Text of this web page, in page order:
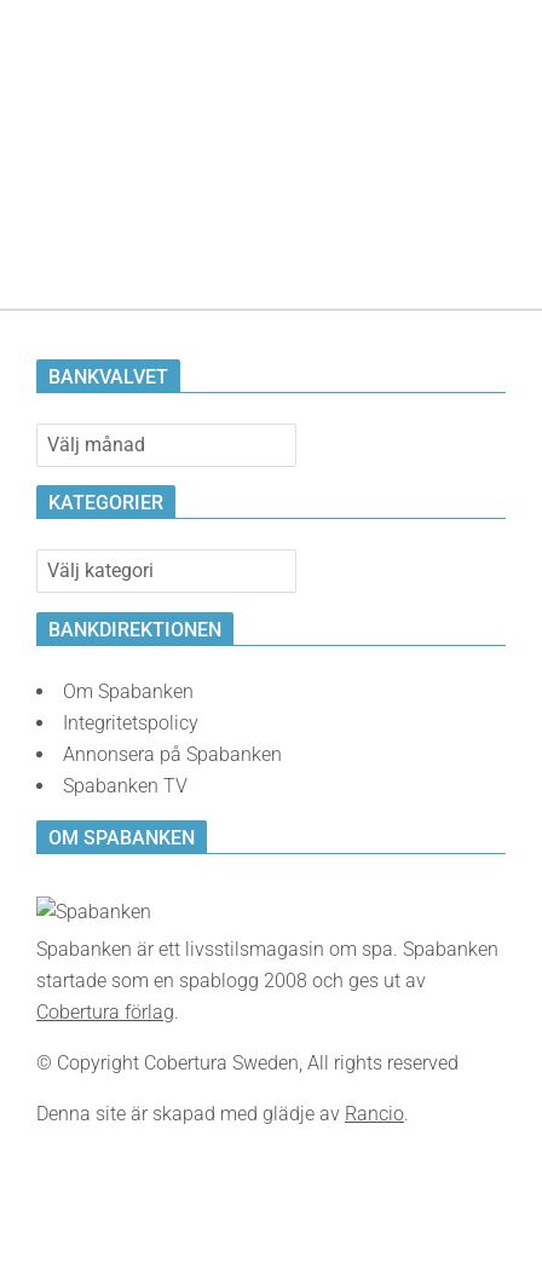
BANKVALVET
Bankvalvet
KATEGORIER
Kategorier
BANKDIREKTIONEN
Om Spabanken
Integritetspolicy
Annonsera på Spabanken
Spabanken TV
OM SPABANKEN
Spabanken är ett livsstilsmagasin om spa. Spabanken
startade som en spablogg 2008 och ges ut av
Cobertura förlag.
© Copyright Cobertura Sweden, All rights reserved
Denna site är skapad med glädje av Rancio.